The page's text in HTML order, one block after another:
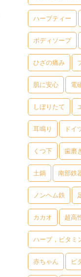
ハーブティー
ボディソープ
ひざの痛み
肌に安心 電
しぼりたて
耳鳴り ドイ
くつ下 歯磨
土鍋 南部鉄
ノンヘム鉄
カカオ 超高
ハーブ，ビタミ
赤ちゃん ビ